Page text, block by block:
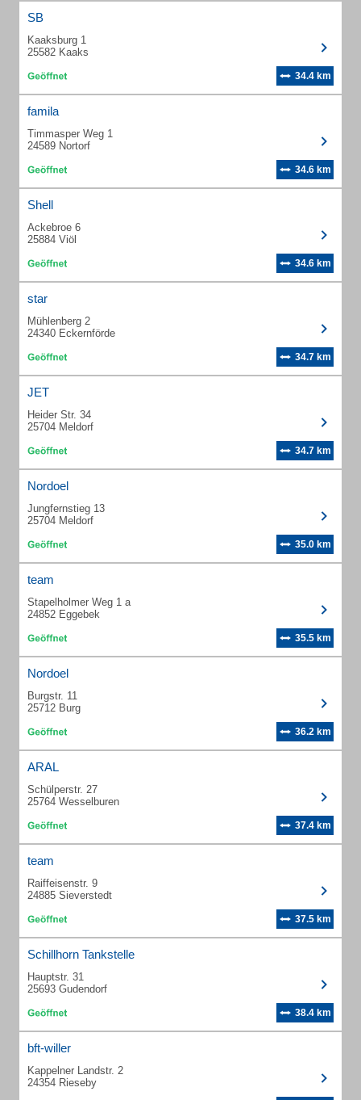
SB
Kaaksburg 1
25582 Kaaks
34.4 km
famila
Timmasper Weg 1
24589 Nortorf
34.6 km
Shell
Ackebroe 6
25884 Viöl
34.6 km
star
Mühlenberg 2
24340 Eckernförde
34.7 km
JET
Heider Str. 34
25704 Meldorf
34.7 km
Nordoel
Jungfernstieg 13
25704 Meldorf
35.0 km
team
Stapelholmer Weg 1 a
24852 Eggebek
35.5 km
Nordoel
Burgstr. 11
25712 Burg
36.2 km
ARAL
Schülperstr. 27
25764 Wesselburen
37.4 km
team
Raiffeisenstr. 9
24885 Sieverstedt
37.5 km
Schillhorn Tankstelle
Hauptstr. 31
25693 Gudendorf
38.4 km
bft-willer
Kappelner Landstr. 2
24354 Rieseby